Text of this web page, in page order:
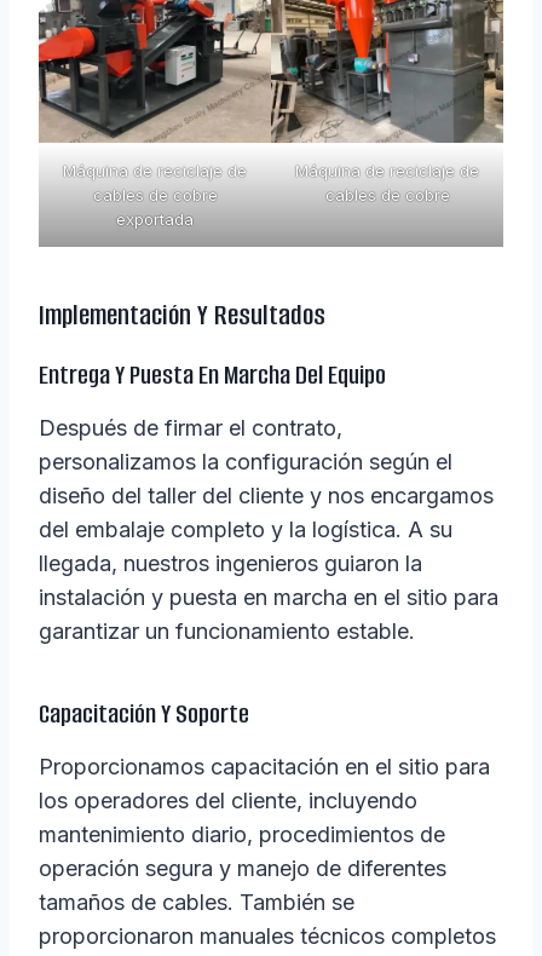
Máquina de reciclaje de
cables de cobre
exportada
Máquina de reciclaje de
cables de cobre
Implementación Y Resultados
Entrega Y Puesta En Marcha Del Equipo
Después de firmar el contrato,
personalizamos la configuración según el
diseño del taller del cliente y nos encargamos
del embalaje completo y la logística. A su
llegada, nuestros ingenieros guiaron la
instalación y puesta en marcha en el sitio para
garantizar un funcionamiento estable.
Capacitación Y Soporte
Proporcionamos capacitación en el sitio para
los operadores del cliente, incluyendo
mantenimiento diario, procedimientos de
operación segura y manejo de diferentes
tamaños de cables. También se
proporcionaron manuales técnicos completos